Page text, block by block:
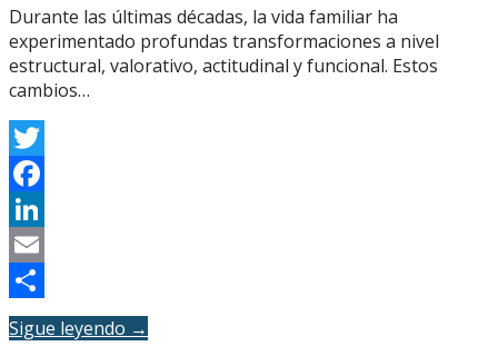
Durante las últimas décadas, la vida familiar ha
experimentado profundas transformaciones a nivel
estructural, valorativo, actitudinal y funcional. Estos
cambios…
Twitter
Facebook
LinkedIn
Email
Compartir
Sigue leyendo →